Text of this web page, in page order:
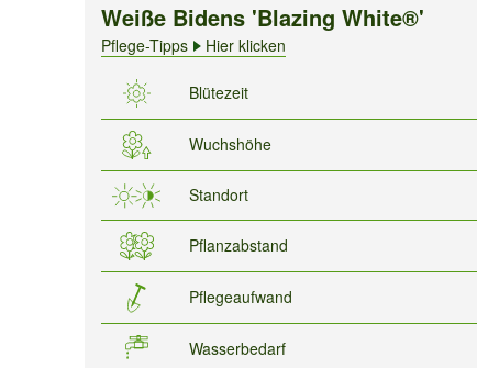
Weiße Bidens 'Blazing White®'
Pflege-Tipps Hier klicken
Blütezeit
Wuchshöhe
Standort
Pflanzabstand
Pflegeaufwand
Wasserbedarf